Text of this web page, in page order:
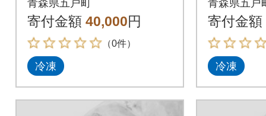
牛ヒレ 150g×1枚セ
ット
青森県五戸町
寄付金額 40,000円
（0件）
冷凍
牛ヒレ
ット
青森県五戸
寄付金額
冷凍